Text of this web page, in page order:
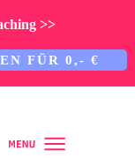
>>
FÜR 0,- €